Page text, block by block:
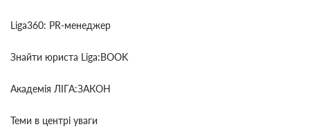
Liga360: PR-менеджер
Знайти юриста Liga:BOOK
Академія ЛІГА:ЗАКОН
Теми в центрі уваги